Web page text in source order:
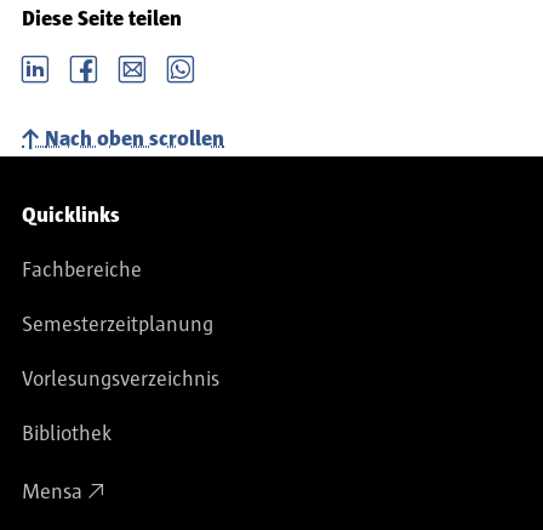
Diese Seite teilen
LinkedIn Facebook email Whatsapp
Nach oben scrollen
Service-Navigation
Quicklinks
Fachbereiche
Semesterzeitplanung
Vorlesungsverzeichnis
Bibliothek
Mensa